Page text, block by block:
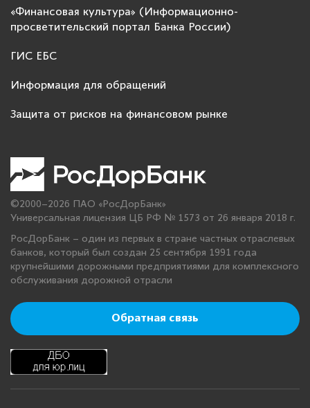
«Финансовая культура» (Информационно-
просветительский портал Банка России)
ГИС ЕБС
Информация для обращений
Защита от рисков на финансовом рынке
©2000–2026 ПАО «РосДорБанк»
Универсальная лицензия ЦБ РФ № 1573 от 26 января 2018 г.
РосДорБанк – один из первых в стране частных отраслевых
банков, который был создан 25 сентября 1991 года
крупнейшими дорожными предприятиями для комплексного
обслуживания дорожной отрасли
Обратная связь